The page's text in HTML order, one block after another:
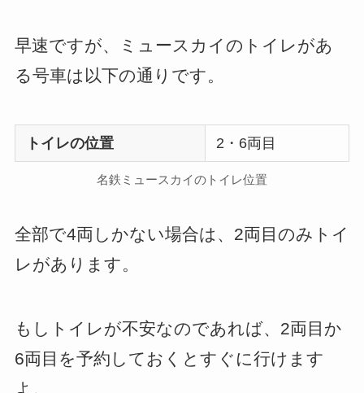
早速ですが、ミュースカイのトイレがあ
る号車は以下の通りです。
トイレの位置 2・6両目
名鉄ミュースカイのトイレ位置
全部で4両しかない場合は、2両目のみトイ
レがあります。
もしトイレが不安なのであれば、2両目か
6両目を予約しておくとすぐに行けます
よ。